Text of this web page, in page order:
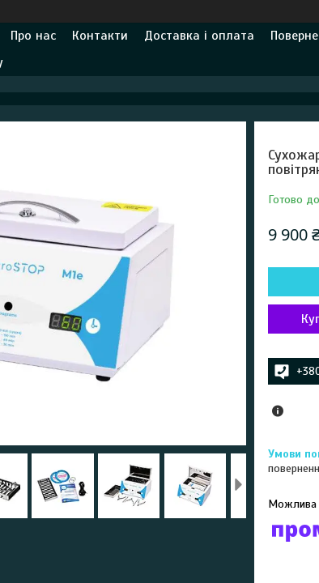
Про нас Контакти Доставка і оплата
Готово
9 900